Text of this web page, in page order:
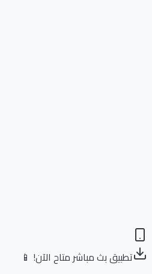
تطبيق بث مباشر متاح الآن! 📱